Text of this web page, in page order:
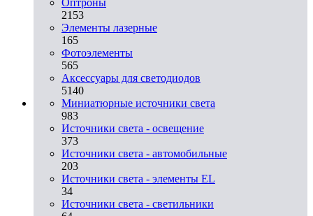
2153
Элементы лазерные
165
Фотоэлементы
565
Аксессуары для светодиодов
5140
Миниатюрные источники света
983
Источники света - освещение
373
Источники света - автомобильные
203
Источники света - элементы EL
34
Источники света - светильники